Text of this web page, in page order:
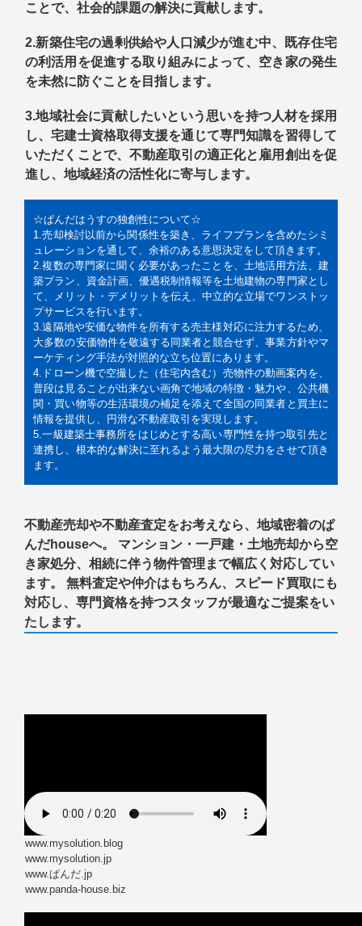
ことで、社会的課題の解決に貢献します。
2.新築住宅の過剰供給や人口減少が進む中、既存住宅
の利活用を促進する取り組みによって、空き家の発生
を未然に防ぐことを目指します。
3.地域社会に貢献したいという思いを持つ人材を採用
し、宅建士資格取得支援を通じて専門知識を習得して
いただくことで、不動産取引の適正化と雇用創出を促
進し、地域経済の活性化に寄与します。
☆ぱんだはうすの独創性について☆
1.売却検討以前から関係性を築き、ライフプランを含めたシミ
ュレーションを通して、余裕のある意思決定をして頂きます。
2.複数の専門家に聞く必要があったことを、土地活用方法、建
築プラン、資金計画、優遇税制情報等を土地建物の専門家とし
て、メリット・デメリットを伝え、中立的な立場でワンストッ
プサービスを行います。
3.遠隔地や安価な物件を所有する売主様対応に注力するため、
大多数の安価物件を敬遠する同業者と競合せず、事業方針やマ
ーケティング手法が対照的な立ち位置にあります。
4.ドローン機で空撮した（住宅内含む）売物件の動画案内を、
普段は見ることが出来ない画角で地域の特徴・魅力や、公共機
関・買い物等の生活環境の補足を添えて全国の同業者と買主に
情報を提供し、円滑な不動産取引を実現します。
5.一級建築士事務所をはじめとする高い専門性を持つ取引先と
連携し、根本的な解決に至れるよう最大限の尽力をさせて頂き
ます。
不動産売却や不動産査定をお考えなら、地域密着のぱ
んだhouseへ。 マンション・一戸建・土地売却から空
き家処分、相続に伴う物件管理まで幅広く対応してい
ます。 無料査定や仲介はもちろん、スピード買取にも
対応し、専門資格を持つスタッフが最適なご提案をい
たします。
www.mysolution.blog
www.mysolution.jp
www.ぱんだ.jp
www.panda-house.biz